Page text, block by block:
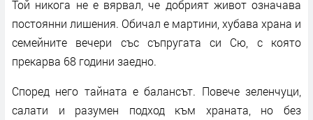
Той никога не е вярвал, че добрият живот означава
постоянни лишения. Обичал е мартини, хубава храна и
семейните вечери със съпругата си Сю, с която
прекарва 68 години заедно.
Според него тайната е балансът. Повече зеленчуци,
салати и разумен подход към храната, но без